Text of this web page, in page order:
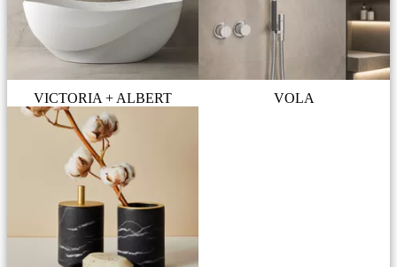
VICTORIA + ALBERT VOLA